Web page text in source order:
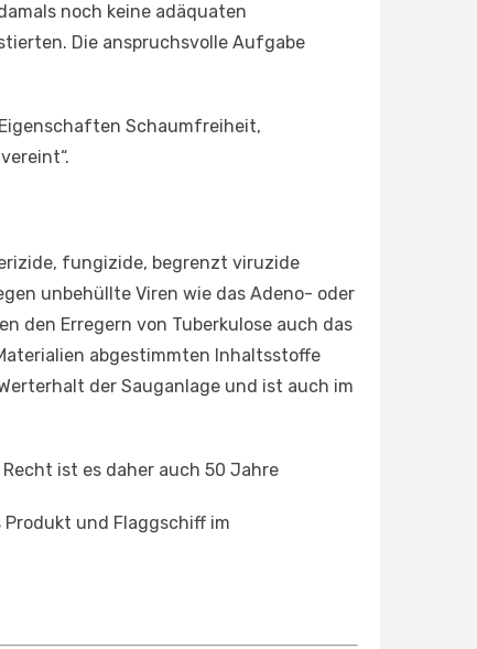
noch keine adäquaten
Die anspruchsvolle Aufgabe
Schaumfreiheit,
fungizide, begrenzt viruzide
unbehüllte Viren wie das Adeno- oder
den Erregern von Tuberkulose auch das
abgestimmten Inhaltsstoffe
der Sauganlage und ist auch im
ist es daher auch 50 Jahre
und Flaggschiff im